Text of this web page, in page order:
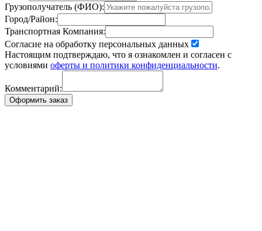
Грузополучатель (ФИО):
Город/Район:
Транспортная Компания:
Согласие на обработку персональных данных
Настоящим подтверждаю, что я ознакомлен и согласен с
условиями оферты и политики конфиденциальности.
Комментарий:
Оформить заказ